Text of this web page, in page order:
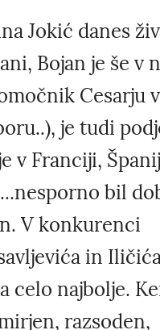
Jokić danes
Bojan je še v
Cesarju v
je tudi
v Franciji,
bil
V konkurenci
in
celo najbolje.
razsoden,